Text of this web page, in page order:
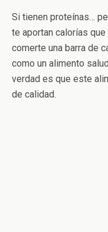
Si tienen proteínas…
te aportan calorías
comerte una barra de
como un alimento
verdad es que este
de calidad.